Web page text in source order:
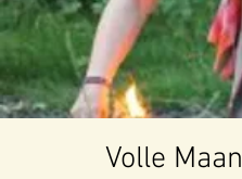
Volle Maan